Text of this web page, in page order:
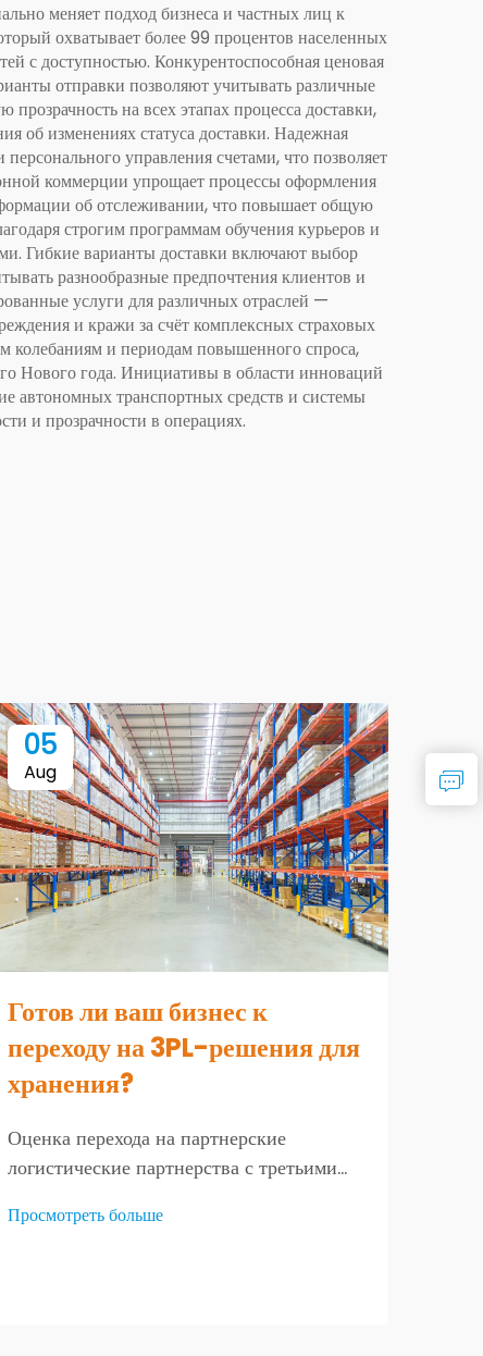
меняет подход бизнеса и частных лиц к
охватывает более 99 процентов населенных
с доступностью. Конкурентоспособная ценовая
отправки позволяют учитывать различные
на всех этапах процесса доставки,
об изменениях статуса доставки. Надежная
управления счетами, что позволяет
коммерции упрощает процессы оформления
об отслеживании, что повышает общую
строгим программам обучения курьеров и
Гибкие варианты доставки включают выбор
разнообразные предпочтения клиентов и
услуги для различных отраслей —
и кражи за счёт комплексных страховых
колебаниям и периодам повышенного спроса,
Нового года. Инициативы в области инноваций
автономных транспортных средств и системы
и прозрачности в операциях.
05
Aug
Готов ли ваш бизнес к
переходу на 3PL-решения для
хранения?
Оценка перехода на партнерские
логистические партнерства с третьими
хранения на складах 3PL представляет
Просмотреть больше